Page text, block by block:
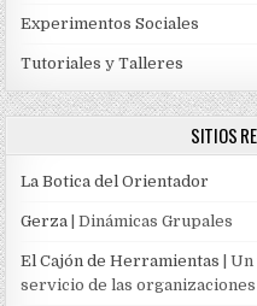
Experimentos Sociales
Tutoriales y Talleres
SITIOS
La Botica del Orientador
Gerza | Dinámicas Grupales
El Cajón de Herramientas |
servicio de las